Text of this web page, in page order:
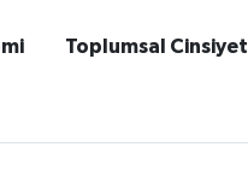
Toplumsal Cinsiyet